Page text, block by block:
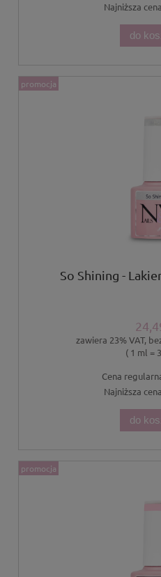
Najniższa
do
So Shining -
zawiera 23% VAT,
( 1 ml =
Cena
Najniższa
do
promocja
promocja